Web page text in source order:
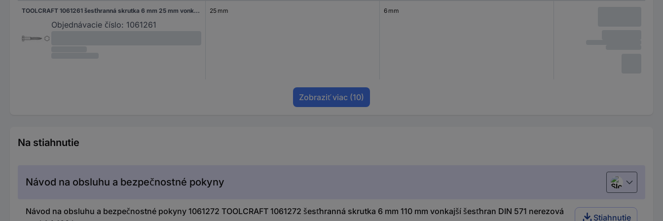
TOOLCRAFT 1061261 šesťhranná skrutka 6 mm 25 mm vonkajší šesťhran DIN 571 nerezová ocel A4 200 ks
Objednávacie číslo: 1061261
25 mm 6 mm
Zobraziť viac (10)
Na stiahnutie
Návod na obsluhu a bezpečnostné pokyny Slovenčina
Návod na obsluhu a bezpečnostné pokyny 1061272 TOOLCRAFT 1061272 šesťhranná skrutka 6 mm 110 mm vonkajší šesťhran DIN 571 nerezová
Stiahnutie